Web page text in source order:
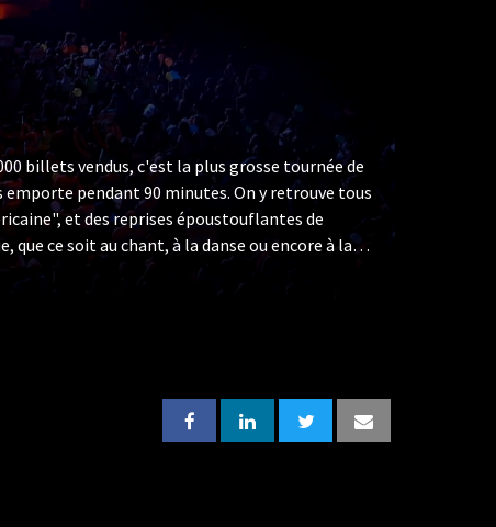
billets vendus, c'est la plus grosse tournée de
pendant 90 minutes. On y retrouve tous
et des reprises époustouflantes de
ce soit au chant, à la danse ou encore à la